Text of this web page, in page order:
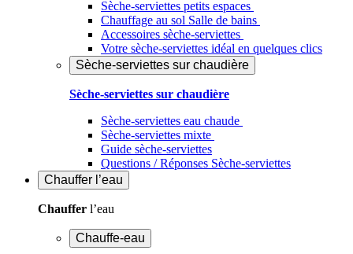
Sèche-serviettes petits espaces
Chauffage au sol Salle de bains
Accessoires sèche-serviettes
Votre sèche-serviettes idéal en quelques clics
Sèche-serviettes sur chaudière
Sèche-serviettes sur chaudière
Sèche-serviettes eau chaude
Sèche-serviettes mixte
Guide sèche-serviettes
Questions / Réponses Sèche-serviettes
Chauffer l’eau
Chauffer l’eau
Chauffe-eau